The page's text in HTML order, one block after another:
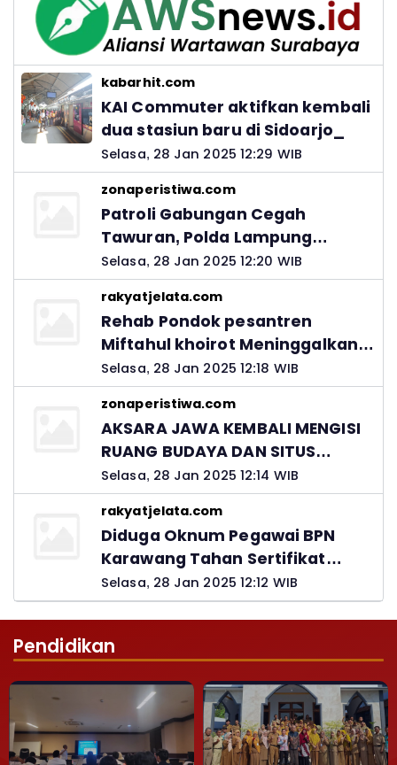
kabarhit.com
KAI Commuter aktifkan kembali
dua stasiun baru di Sidoarjo_
Selasa, 28 Jan 2025 12:29 WIB
zonaperistiwa.com
Patroli Gabungan Cegah
Tawuran, Polda Lampung
Ingatkan Peran Orang Tua
Selasa, 28 Jan 2025 12:20 WIB
rakyatjelata.com
Rehab Pondok pesantren
Miftahul khoirot Meninggalkan
Hutang Ke Material, Mantan
Kadis PUPR Harus Bertanggung
Jawab
Selasa, 28 Jan 2025 12:18 WIB
zonaperistiwa.com
AKSARA JAWA KEMBALI MENGISI
RUANG BUDAYA DAN SITUS
LELUHUR NUSANTARA
Selasa, 28 Jan 2025 12:14 WIB
rakyatjelata.com
Diduga Oknum Pegawai BPN
Karawang Tahan Sertifikat
Pemohon PTSL
Selasa, 28 Jan 2025 12:12 WIB
Pendidikan